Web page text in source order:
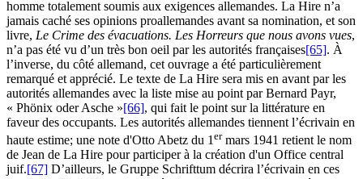
homme totalement soumis aux exigences allemandes. La Hire n’a
jamais caché ses opinions proallemandes avant sa nomination, et son
livre, Le Crime des évacuations. Les Horreurs que nous avons vues,
n’a pas été vu d’un très bon oeil par les autorités françaises[65]. À
l’inverse, du côté allemand, cet ouvrage a été particulièrement
remarqué et apprécié. Le texte de La Hire sera mis en avant par les
autorités allemandes avec la liste mise au point par Bernard Payr,
« Phönix oder Asche »[66], qui fait le point sur la littérature en
faveur des occupants. Les autorités allemandes tiennent l’écrivain en
haute estime; une note d'Otto Abetz du 1 ermars 1941 retient le nom
de Jean de La Hire pour participer à la création d'un Office central
juif.[67] D’ailleurs, le Gruppe Schrifttum décrira l’écrivain en ces